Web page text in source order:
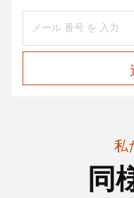
私
同